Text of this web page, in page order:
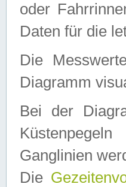
oder
Daten für die
Die
Diagramm
Bei der
Ganglinien
Die